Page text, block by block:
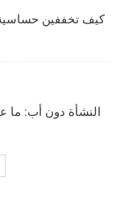
كيف تخففين
النشأة دون أب: ما